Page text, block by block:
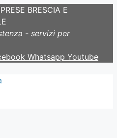
BRESCIA E
- servizi per
Whatsapp Youtube